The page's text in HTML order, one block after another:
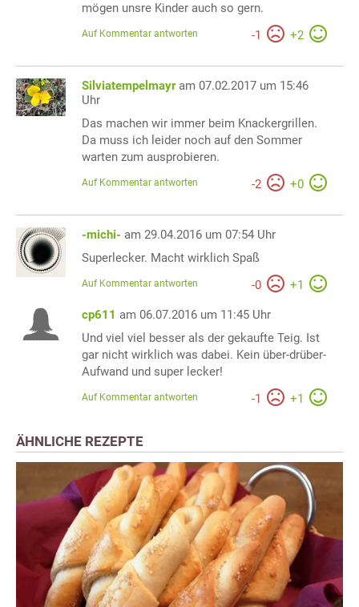
mögen unsre Kinder auch so gern.
-1 +2
Auf Kommentar antworten
Silviatempelmayr am 07.02.2017 um 15:46
Uhr
Das machen wir immer beim Knackergrillen.
Da muss ich leider noch auf den Sommer
warten zum ausprobieren.
-2 +0
Auf Kommentar antworten
-michi- am 29.04.2016 um 07:54 Uhr
Superlecker. Macht wirklich Spaß
-0 +1
Auf Kommentar antworten
cp611 am 06.07.2016 um 11:45 Uhr
Und viel viel besser als der gekaufte Teig. Ist
gar nicht wirklich was dabei. Kein über-drüber-
Aufwand und super lecker!
-1 +1
Auf Kommentar antworten
ÄHNLICHE REZEPTE